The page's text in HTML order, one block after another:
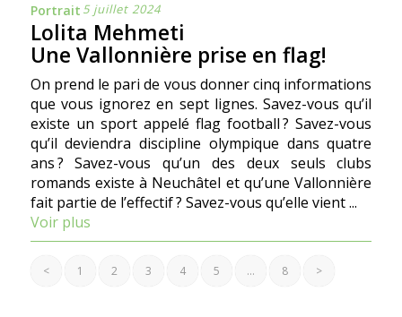
Portrait 5 juillet 2024
Lolita Mehmeti
Une Vallonnière prise en flag!
On prend le pari de vous donner cinq informations
que vous ignorez en sept lignes. Savez-vous qu’il
existe un sport appelé flag football ? Savez-vous
qu’il deviendra discipline olympique dans quatre
ans ? Savez-vous qu’un des deux seuls clubs
romands existe à Neuchâtel et qu’une Vallonnière
fait partie de l’effectif ? Savez-vous qu’elle vient ...
Voir plus
< 1 2 3 4 5 … 8 >